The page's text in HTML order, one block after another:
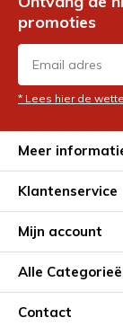
promoties
* Lees hier de
Meer
Klantenservice
Mijn account
Alle
Contact